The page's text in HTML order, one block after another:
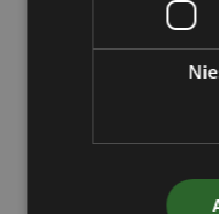
o.o. treści
pośrednictwem
dotyczących firmy
Wyrażam zgodę na
grupowanie informacji